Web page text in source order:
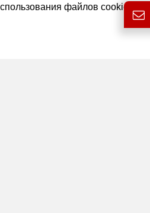
файлов cookies.